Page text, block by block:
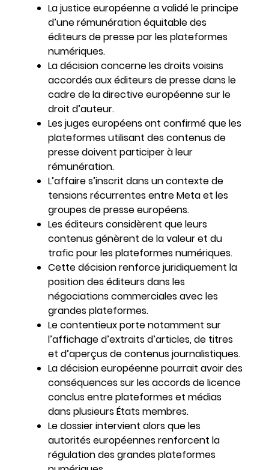
La justice européenne a validé le principe
d’une rémunération équitable des
éditeurs de presse par les plateformes
numériques.
La décision concerne les droits voisins
accordés aux éditeurs de presse dans le
cadre de la directive européenne sur le
droit d’auteur.
Les juges européens ont confirmé que les
plateformes utilisant des contenus de
presse doivent participer à leur
rémunération.
L’affaire s’inscrit dans un contexte de
tensions récurrentes entre Meta et les
groupes de presse européens.
Les éditeurs considèrent que leurs
contenus génèrent de la valeur et du
trafic pour les plateformes numériques.
Cette décision renforce juridiquement la
position des éditeurs dans les
négociations commerciales avec les
grandes plateformes.
Le contentieux porte notamment sur
l’affichage d’extraits d’articles, de titres
et d’aperçus de contenus journalistiques.
La décision européenne pourrait avoir des
conséquences sur les accords de licence
conclus entre plateformes et médias
dans plusieurs États membres.
Le dossier intervient alors que les
autorités européennes renforcent la
régulation des grandes plateformes